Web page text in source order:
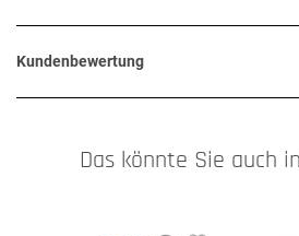
Kundenbewertung
Das könnte Sie auch